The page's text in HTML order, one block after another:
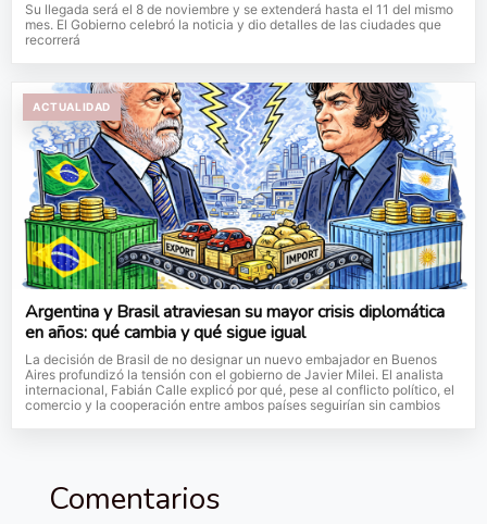
Su llegada será el 8 de noviembre y se extenderá hasta el 11 del mismo
mes. El Gobierno celebró la noticia y dio detalles de las ciudades que
recorrerá
ACTUALIDAD
Argentina y Brasil atraviesan su mayor crisis diplomática
en años: qué cambia y qué sigue igual
La decisión de Brasil de no designar un nuevo embajador en Buenos
Aires profundizó la tensión con el gobierno de Javier Milei. El analista
internacional, Fabián Calle explicó por qué, pese al conflicto político, el
comercio y la cooperación entre ambos países seguirían sin cambios
Comentarios